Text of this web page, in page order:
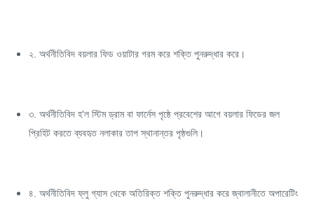
২. অর্থনীতিবিদ বয়লার ফিড ওয়াটার গরম করে শক্তি পুনরুদ্ধার করে।
৩. অর্থনীতিবিদ হ'ল স্টিম ড্রাম বা ফার্নেস পৃষ্ঠে প্রবেশের আগে বয়লার ফিডের জল
প্রিহিট করতে ব্যবহৃত নলাকার তাপ স্থানান্তর পৃষ্ঠগুলি।
৪. অর্থনীতিবিদ ফ্লু গ্যাস থেকে অতিরিক্ত শক্তি পুনরুদ্ধার করে জ্বালানীতে অপারেটিং